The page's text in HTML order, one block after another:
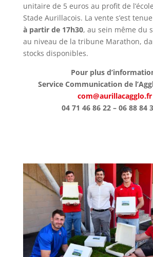
unitaire de 5 euros au profit de
Stade Aurillacois. La vente s’est
à partir de 17h30, au sein même du
au niveau de la tribune Marathon,
stocks disponibles.
Pour plus
Service Communication de
com@aurillacagglo.fr
04 71 46 86 22 – 06 88 84